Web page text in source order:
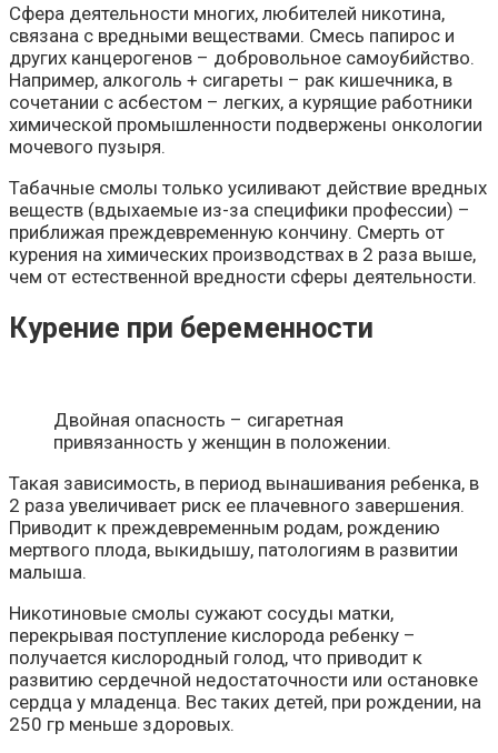
Сфера деятельности многих, любителей никотина,
связана с вредными веществами. Смесь папирос и
других канцерогенов – добровольное самоубийство.
Например, алкоголь + сигареты – рак кишечника, в
сочетании с асбестом – легких, а курящие работники
химической промышленности подвержены онкологии
мочевого пузыря.
Табачные смолы только усиливают действие вредных
веществ (вдыхаемые из-за специфики профессии) –
приближая преждевременную кончину. Смерть от
курения на химических производствах в 2 раза выше,
чем от естественной вредности сферы деятельности.
Курение при беременности
Двойная опасность – сигаретная
привязанность у женщин в положении.
Такая зависимость, в период вынашивания ребенка, в
2 раза увеличивает риск ее плачевного завершения.
Приводит к преждевременным родам, рождению
мертвого плода, выкидышу, патологиям в развитии
малыша.
Никотиновые смолы сужают сосуды матки,
перекрывая поступление кислорода ребенку –
получается кислородный голод, что приводит к
развитию сердечной недостаточности или остановке
сердца у младенца. Вес таких детей, при рождении, на
250 гр меньше здоровых.